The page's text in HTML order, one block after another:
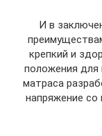
И в
крепкий и
положения для
матраса
напряжение со